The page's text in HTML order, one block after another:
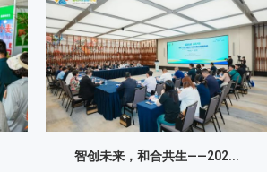
智创未来，和合共生——202...